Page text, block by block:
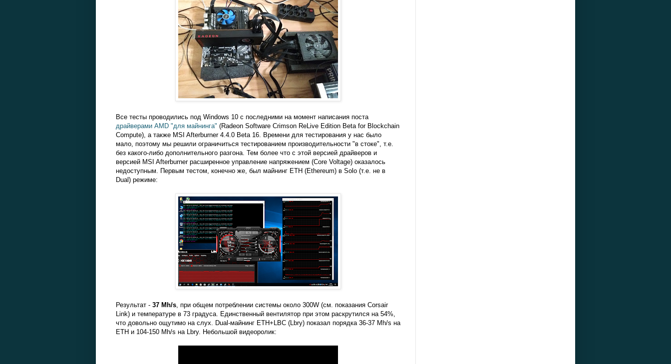
Все тесты проводились под Windows 10 с последними на момент написания поста
драйверами AMD "для майнинга" (Radeon Software Crimson ReLive Edition Beta for Blockchain
Compute), а также MSI Afterburner 4.4.0 Beta 16. Времени для тестирования у нас было
мало, поэтому мы решили ограничиться тестированием производительности "в стоке", т.е.
без какого-либо дополнительного разгона. Тем более что с этой версией драйверов и
версией MSI Afterburner расширенное управление напряжением (Core Voltage) оказалось
недоступным. Первым тестом, конечно же, был майнинг ETH (Ethereum) в Solo (т.е. не в
Dual) режиме:
Результат - 37 Mh/s , при общем потреблении системы около 300W (см. показания Corsair
Link) и температуре в 73 градуса. Единственный вентилятор при этом раскрутился на 54%,
что довольно ощутимо на слух. Dual-майнинг ETH+LBC (Lbry) показал порядка 36-37 Mh/s на
ETH и 104-150 Mh/s на Lbry. Небольшой видеоролик: